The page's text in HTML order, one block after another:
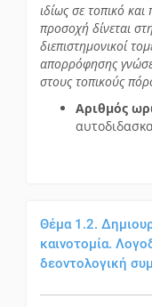
ιδίως σε τοπικό και
προσοχή δίνεται
διεπιστημονικοί
απορρόφησης
στους τοπικούς
Αριθμός
Θέμα 1.2.
καινοτομία.
δεοντολογική